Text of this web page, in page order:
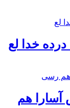
خدا لع
آسارا هم